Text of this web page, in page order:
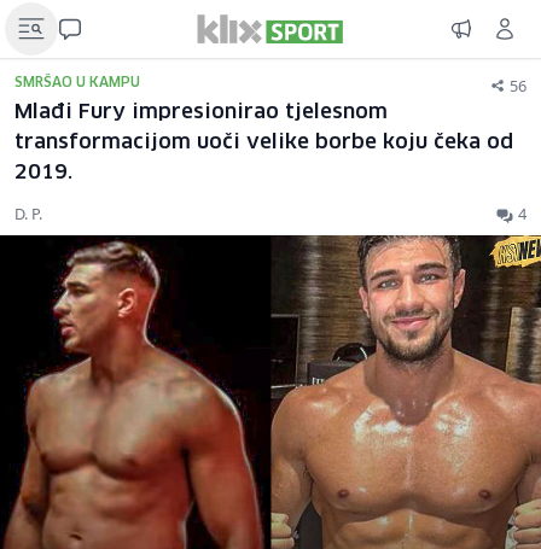
SMRŠAO U KAMPU 56
Mlađi Fury impresionirao tjelesnom
transformacijom uoči velike borbe koju čeka od
2019.
D. P. 4